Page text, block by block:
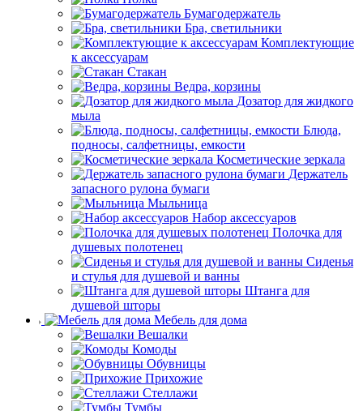
Бумагодержатель
Бра, светильники
Комплектующие
к аксессуарам
Стакан
Ведра, корзины
Дозатор для жидкого
мыла
Блюда,
подносы, салфетницы, емкости
Косметические зеркала
Держатель
запасного рулона бумаги
Мыльница
Набор аксессуаров
Полочка для
душевых полотенец
Сиденья
и стулья для душевой и ванны
Штанга для
душевой шторы
Мебель для дома
Вешалки
Комоды
Обувницы
Прихожие
Стеллажи
Тумбы